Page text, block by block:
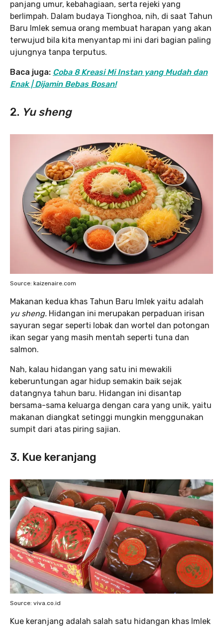
panjang umur, kebahagiaan, serta rejeki yang
berlimpah. Dalam budaya Tionghoa, nih, di saat Tahun
Baru Imlek semua orang membuat harapan yang akan
terwujud bila kita menyantap mi ini dari bagian paling
ujungnya tanpa terputus.
Baca juga: Coba 8 Kreasi Mi Instan yang Mudah dan
Enak | Dijamin Bebas Bosan!
2. Yu sheng
Source: kaizenaire.com
Makanan kedua khas Tahun Baru Imlek yaitu adalah
yu sheng. Hidangan ini merupakan perpaduan irisan
sayuran segar seperti lobak dan wortel dan potongan
ikan segar yang masih mentah seperti tuna dan
salmon.
Nah, kalau hidangan yang satu ini mewakili
keberuntungan agar hidup semakin baik sejak
datangnya tahun baru. Hidangan ini disantap
bersama-sama keluarga dengan cara yang unik, yaitu
makanan diangkat setinggi mungkin menggunakan
sumpit dari atas piring sajian.
3. Kue keranjang
Source: viva.co.id
Kue keranjang adalah salah satu hidangan khas Imlek